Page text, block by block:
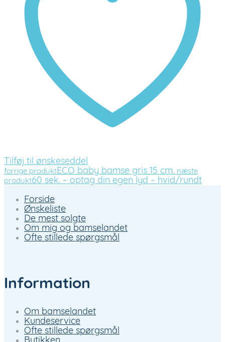
Tilføj til ønskeseddel
forrige produktECO baby bamse gris 15 cm. næste
produkt60 sek. – optag din egen lyd – hvid/rundt
Forside
Ønskeliste
De mest solgte
Om mig og bamselandet
Ofte stillede spørgsmål
Information
Om bamselandet
Kundeservice
Ofte stillede spørgsmål